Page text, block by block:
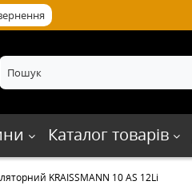
Каталог товарів
KRAISSMANN 10 AS 12Li